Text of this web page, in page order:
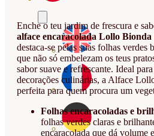
Enche o teu jardim de frescura e
alface encaracolada Lollo
destaca-se pelas suas folhas verdes
que não só embelezam os teus
sabor suave e refrescante. Ideal
decorações culinárias, a Alface
perfeita para quem procura um
Folhas encaracoladas e
folhas verdes claras e
encaracolada que dá volume